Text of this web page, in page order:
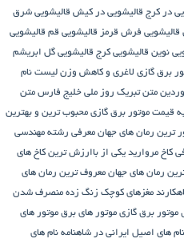
در کرج قالیشویی در کیش قالیشویی شرق
قالیشویی فرش قرمز قالیشویی قم قالیشویی
نوین قالیشویی کرج قالیشویی گل ابریشم
برق گازی لاغری و کاهش وزن لیست نام
متن تبریک روز ملی خلیج فارس متن
قیمت موتور برق گازی محبوب ترین و بهترین
ترین رمان های جهان معرفی رشته مهندسی
کاخ مروارید یکی از باارزش ترین کاخ های
رمان های جهان معروف ترین رمان های
مغزهای کوچک زنگ زده منصرف شدن
موتور برق گازی موتور های برق موتور های
نام های اصیل ایرانی در شاهنامه نام های